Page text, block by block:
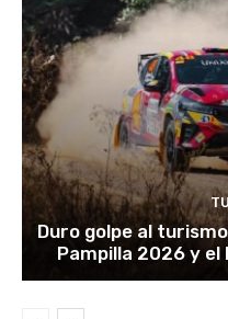
Duro golpe al
Pampilla 2026 y el